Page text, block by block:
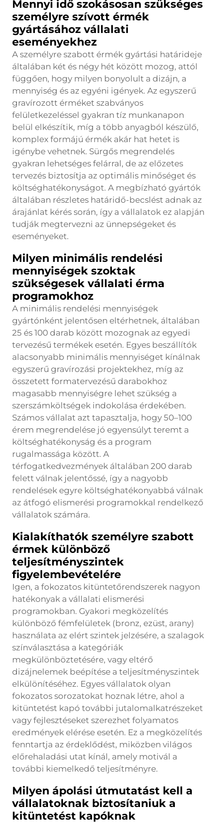
Mennyi idő szokásosan szükséges
személyre szívott érmék
gyártásához vállalati
eseményekhez
A személyre szabott érmék gyártási határideje
általában két és négy hét között mozog, attól
függően, hogy milyen bonyolult a dizájn, a
mennyiség és az egyéni igények. Az egyszerű
gravírozott érméket szabványos
felületkezeléssel gyakran tíz munkanapon
belül elkészítik, míg a több anyagból készülő,
komplex formájú érmék akár hat hetet is
igénybe vehetnek. Sürgős megrendelés
gyakran lehetséges felárral, de az előzetes
tervezés biztosítja az optimális minőséget és
költséghatékonyságot. A megbízható gyártók
általában részletes határidő-becslést adnak az
árajánlat kérés során, így a vállalatok ez alapján
tudják megtervezni az ünnepségeket és
eseményeket.
Milyen minimális rendelési
mennyiségek szoktak
szükségesek vállalati érma
programokhoz
A minimális rendelési mennyiségek
gyártónként jelentősen eltérhetnek, általában
25 és 100 darab között mozognak az egyedi
tervezésű termékek esetén. Egyes beszállítók
alacsonyabb minimális mennyiséget kínálnak
egyszerű gravírozási projektekhez, míg az
összetett formatervezésű darabokhoz
magasabb mennyiségre lehet szükség a
szerszámköltségek indokolása érdekében.
Számos vállalat azt tapasztalja, hogy 50–100
érem megrendelése jó egyensúlyt teremt a
költséghatékonyság és a program
rugalmassága között. A
térfogatkedvezmények általában 200 darab
felett válnak jelentőssé, így a nagyobb
rendelések egyre költséghatékonyabbá válnak
az átfogó elismerési programokkal rendelkező
vállalatok számára.
Kialakíthatók személyre szabott
érmek különböző
teljesítményszintek
figyelembevételére
Igen, a fokozatos kitüntetőrendszerek nagyon
hatékonyak a vállalati elismerési
programokban. Gyakori megközelítés
különböző fémfelületek (bronz, ezüst, arany)
használata az elért szintek jelzésére, a szalagok
színválasztása a kategóriák
megkülönböztetésére, vagy eltérő
dizájnelemek beépítése a teljesítményszintek
elkülönítéséhez. Egyes vállalatok olyan
fokozatos sorozatokat hoznak létre, ahol a
kitüntetést kapó további jutalomalkatrészeket
vagy fejlesztéseket szerezhet folyamatos
eredmények elérése esetén. Ez a megközelítés
fenntartja az érdeklődést, miközben világos
előrehaladási utat kínál, amely motivál a
további kiemelkedő teljesítményre.
Milyen ápolási útmutatást kell a
vállalatoknak biztosítaniuk a
kitüntetést kapóknak